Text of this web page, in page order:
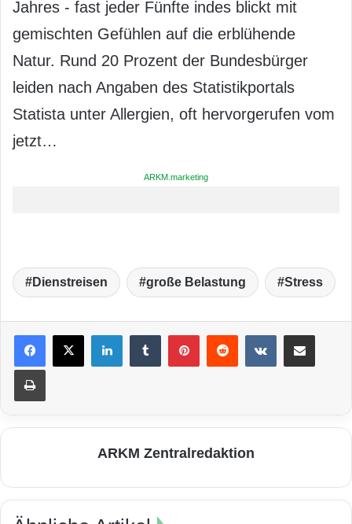
Jahres - fast jeder Fünfte indes blickt mit
gemischten Gefühlen auf die erblühende
Natur. Rund 20 Prozent der Bundesbürger
leiden nach Angaben des Statistikportals
Statista unter Allergien, oft hervorgerufen vom
jetzt…
ARKM.marketing
Dienstreisen große Belastung Stress
LinkedIn VKontakte
Drucken
ARKM Zentralredaktion